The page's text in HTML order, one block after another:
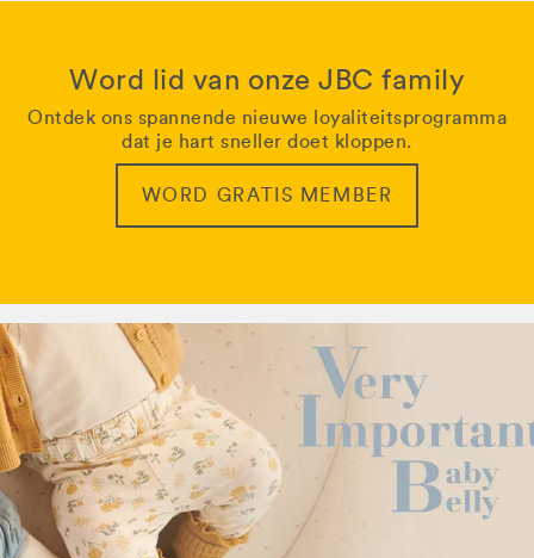
Word lid van onze JBC family
Ontdek ons spannende nieuwe loyaliteitsprogramma
dat je hart sneller doet kloppen.
WORD GRATIS MEMBER